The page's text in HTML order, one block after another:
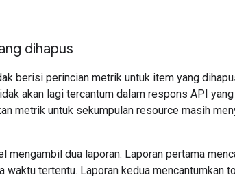
dihapus
berisi perincian metrik untuk item yang
akan lagi tercantum dalam respons API
metrik untuk sekumpulan resource masih
mengambil dua laporan. Laporan pertama
waktu tertentu. Laporan kedua mencantumkan